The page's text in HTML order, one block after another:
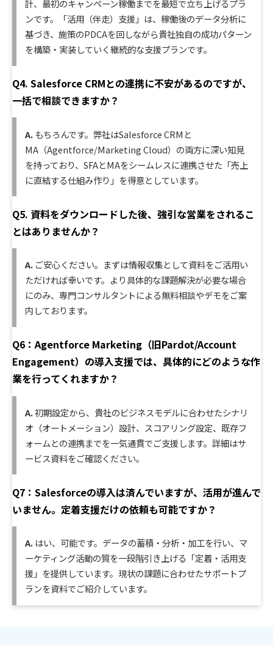
計、最初のキャンペーン稼働までを最短で立ち上げるプラ
ンです。「活用（伴走）支援」は、稼働後のデータ分析に
基づき、施策のPDCAを回しながら貴社独自の成功パターン
を構築・実装していく継続的な支援プランです。
Q4. Salesforce CRMとの連携に不安があるのですが、
一括で相談できますか？
A.もちろんです。弊社はSalesforce CRMと
MA（Agentforce/Marketing Cloud）の両方に深い知見
を持っており、SFAとMAをシームレスに連携させた「売上
に直結する仕組み作り」を得意としています。
Q5. 資料をダウンロードした後、強引な営業をされるこ
とはありませんか？
A. ご安心ください。まずは情報収集として資料をご活用い
ただければ幸いです。より具体的な課題解決が必要な場合
にのみ、専門コンサルタントによる無料相談やデモをご案
内しております。
Q6：Agentforce Marketing（旧Pardot/Account
Engagement）の導入支援では、具体的にどのような作
業を行ってくれますか？
A.初期設定から、貴社のビジネスモデルに合わせたシナリ
オ（オートメーション）設計、スコアリング設定、既存フ
ォームとの連携までを一気通貫でご支援します。詳細はサ
ービス資料をご確認ください。
Q7：Salesforceの導入は済んでいますが、活用が進んで
いません。定着支援だけの依頼も可能ですか？
A. はい、可能です。データの蓄積・分析・加工を行い、マ
ーケティング活動の質を一段階引き上げる「定着・活用支
援」を提供しています。現状の課題に合わせたサポートプ
ランを資料でご紹介しています。